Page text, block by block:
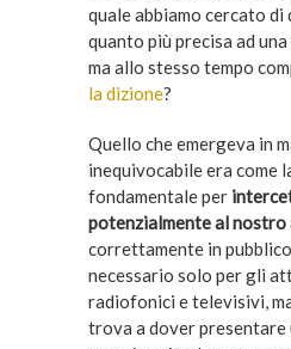
quale abbiamo cercato di
quanto più precisa ad
ma allo stesso tempo
la dizione?
Quello che emergeva in
inequivocabile era come
fondamentale per
potenzialmente al
correttamente in
necessario solo per gli
radiofonici e televisivi,
trova a dover